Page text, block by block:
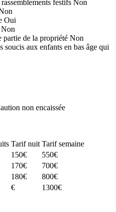
festifs Non
Oui
Non
partie de la propriété Non
soucis aux enfants en bas âge qui
non encaissée
Tarif nuit Tarif semaine
150€
550€
170€
700€
180€
800€
€
1300€